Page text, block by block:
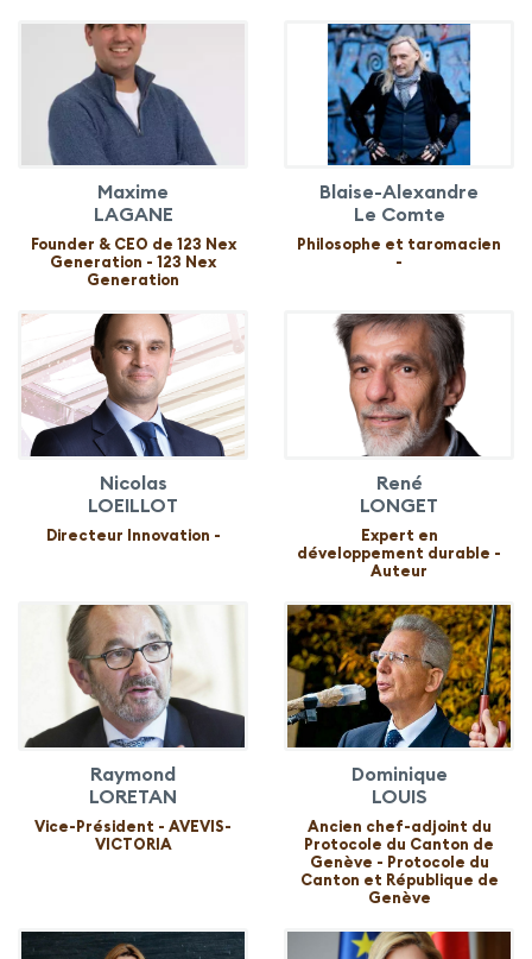
Maxime
LAGANE
Founder & CEO de 123 Nex
Generation - 123 Nex
Generation
Blaise-Alexandre
Le Comte
Philosophe et taromacien
-
Nicolas
LOEILLOT
Directeur Innovation -
René
LONGET
Expert en
développement durable -
Auteur
Raymond
LORETAN
Vice-Président - AVEVIS-
VICTORIA
Dominique
LOUIS
Ancien chef-adjoint du
Protocole du Canton de
Genève - Protocole du
Canton et République de
Genève